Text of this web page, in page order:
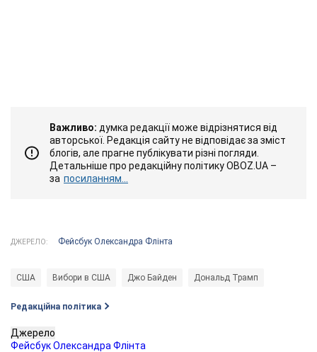
Важливо: думка редакції може відрізнятися від
авторської. Редакція сайту не відповідає за зміст
блогів, але прагне публікувати різні погляди.
Детальніше про редакційну політику OBOZ.UA –
за посиланням...
ДЖЕРЕЛО: Фейсбук Олександра Флінта
США Вибори в США Джо Байден Дональд Трамп
Редакційна політика
Джерело
Фейсбук Олександра Флінта